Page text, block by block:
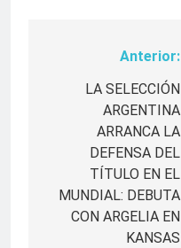
Navegación
entradas
Anterior:
LA SELECCIÓN
ARGENTINA
ARRANCA LA
DEFENSA DEL
TÍTULO EN EL
MUNDIAL: DEBUTA
CON ARGELIA EN
KANSAS